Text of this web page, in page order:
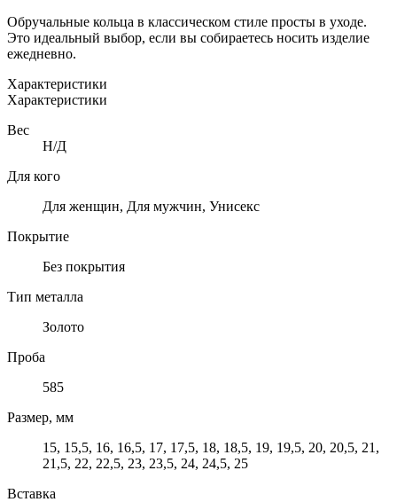
Обручальные кольца в классическом стиле просты в уходе.
Это идеальный выбор, если вы собираетесь носить изделие
ежедневно.
Характеристики
Характеристики
Вес
Н/Д
Для кого
Для женщин, Для мужчин, Унисекс
Покрытие
Без покрытия
Тип металла
Золото
Проба
585
Размер, мм
15, 15,5, 16, 16,5, 17, 17,5, 18, 18,5, 19, 19,5, 20, 20,5, 21,
21,5, 22, 22,5, 23, 23,5, 24, 24,5, 25
Вставка